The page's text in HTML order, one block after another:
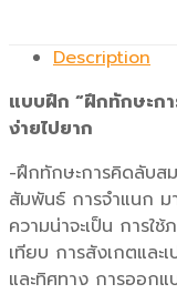
Description
แบบฝึก “ฝึกทักษะก
ง่ายไปยาก
-ฝึกทักษะการคิดลับสม
สัมพันธ์ การจำแนก ม
ความน่าจะเป็น การใ
เทียบ การสังเกตและ
และทิศทาง การออกแ